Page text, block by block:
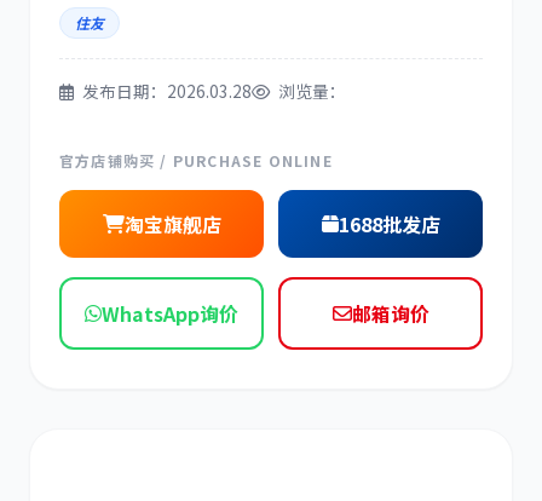
神钢
现代 帕金斯
住友
发布日期：2026.03.28 浏览量：
官方店铺购买 / PURCHASE ONLINE
淘宝旗舰店 1688批发店
WhatsApp询价 邮箱询价